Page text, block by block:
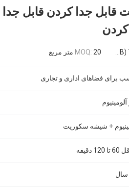
قابل جدا کردن قابل جدا
کردن
MOQ: 20 متر مربع
برای فضاهای اداری و تجاری
آلومینیوم
+ شیشه سکوریت
دقیقه